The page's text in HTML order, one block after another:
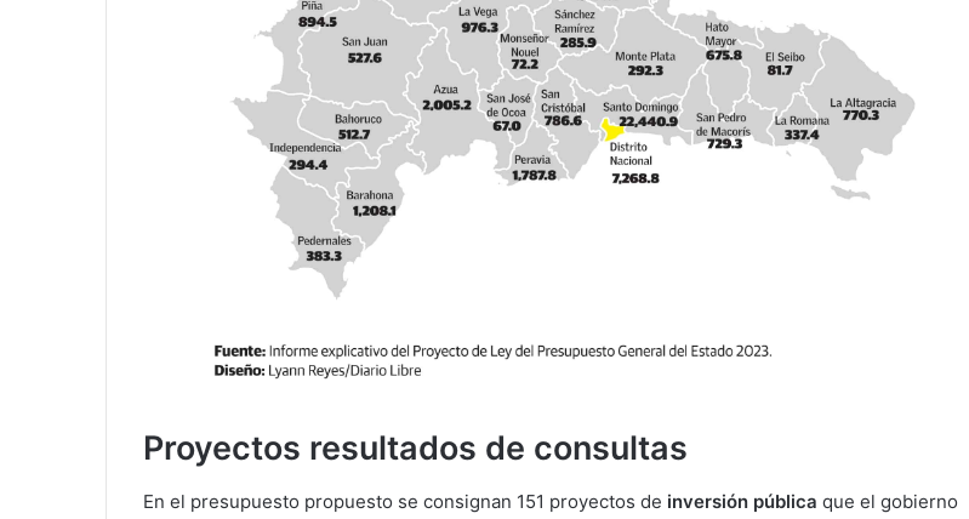
Proyectos resultados de consultas
En el presupuesto propuesto se consignan 151 proyectos de inversión pública que el gobierno